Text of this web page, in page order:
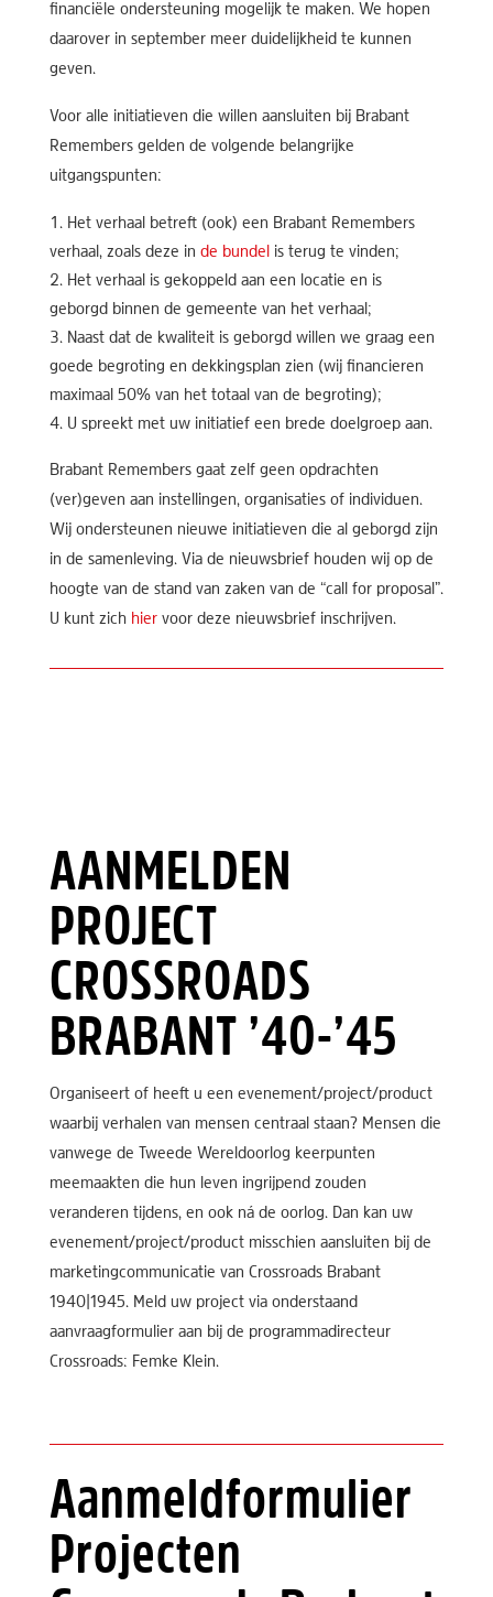
financiële ondersteuning mogelijk te maken. We hopen
daarover in september meer duidelijkheid te kunnen
geven.
Voor alle initiatieven die willen aansluiten bij Brabant
Remembers gelden de volgende belangrijke
uitgangspunten:
Het verhaal betreft (ook) een Brabant Remembers
verhaal, zoals deze in de bundelis terug te vinden;
Het verhaal is gekoppeld aan een locatie en is
geborgd binnen de gemeente van het verhaal;
Naast dat de kwaliteit is geborgd willen we graag een
goede begroting en dekkingsplan zien (wij financieren
maximaal 50% van het totaal van de begroting);
U spreekt met uw initiatief een brede doelgroep aan.
Brabant Remembers gaat zelf geen opdrachten
(ver)geven aan instellingen, organisaties of individuen.
Wij ondersteunen nieuwe initiatieven die al geborgd zijn
in de samenleving. Via de nieuwsbrief houden wij op de
hoogte van de stand van zaken van de “call for proposal”.
U kunt zich hiervoor deze nieuwsbrief inschrijven.
AANMELDEN
PROJECT
CROSSROADS
BRABANT ’40-’45
Organiseert of heeft u een evenement/project/product
waarbij verhalen van mensen centraal staan? Mensen die
vanwege de Tweede Wereldoorlog keerpunten
meemaakten die hun leven ingrijpend zouden
veranderen tijdens, en ook ná de oorlog. Dan kan uw
evenement/project/product misschien aansluiten bij de
marketingcommunicatie van Crossroads Brabant
1940|1945. Meld uw project via onderstaand
aanvraagformulier aan bij de programmadirecteur
Crossroads: Femke Klein.
Aanmeldformulier
Projecten